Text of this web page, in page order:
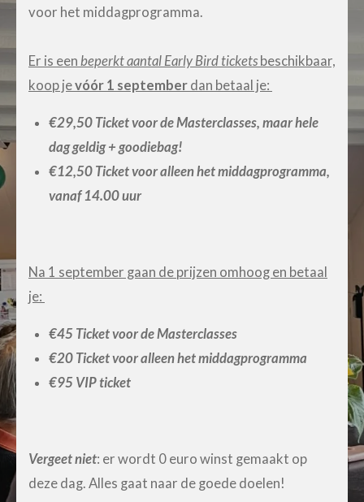
voor het middagprogramma.
Er is een beperkt aantal Early Bird tickets beschikbaar,
koop jevóór 1 september dan betaal je:
€29,50 Ticket voor de Masterclasses, maar hele
dag geldig + goodiebag!
€12,50 Ticket voor alleen het middagprogramma,
vanaf 14.00 uur
Na 1 september gaan de prijzen omhoog en betaal
je:
€45 Ticket voor de Masterclasses
€20 Ticket voor alleen het middagprogramma
€95 VIP ticket
Vergeet niet: er wordt 0 euro winst gemaakt op
deze dag. Alles gaat naar de goede doelen!